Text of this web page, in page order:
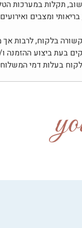
תקלות במערכות
בריאותי ומצבים
בלקוח, לרבות אך
בעת ביצוע
בעלות דמי המשלוח,